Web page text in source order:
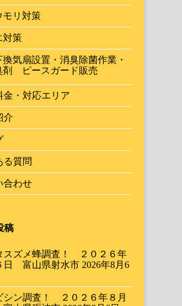
モリ対策
対策
換気扇設置・消臭除菌作業・
剤 ピースガード販売
金・対応エリア
介
る質問
合わせ
稿
スズメ蜂調査！ ２０２６年
日 富山県射水市 2026年8月6
シン調査！ ２０２６年８月